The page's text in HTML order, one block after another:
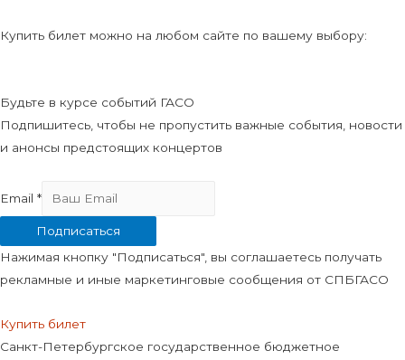
Купить билет можно на любом сайте по вашему выбору:
Будьте в курсе событий ГАСО
Подпишитесь, чтобы не пропустить важные события, новости
и анонсы предстоящих концертов
Email *
Подписаться
Нажимая кнопку "Подписаться", вы соглашаетесь получать
рекламные и иные маркетинговые сообщения от СПБГАСО
Купить билет
Санкт-Петербургское государственное бюджетное